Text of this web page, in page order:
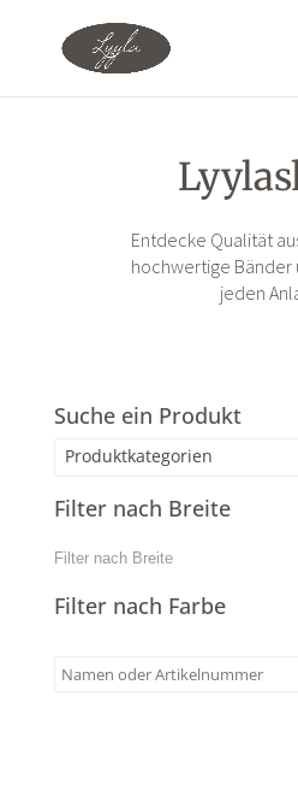
Entdecke Qualität
hochwertige Bänder
jeden
Suche ein Produkt
Produktkategorien
Filter nach Breite
Filter nach Farbe